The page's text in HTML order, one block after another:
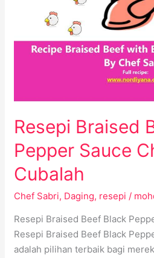
Resepi Braised
Pepper Sauce
Cubalah
Chef Sabri, Daging, resepi /
Resepi Braised Beef Black
Resepi Braised Beef Black
adalah pilihan terbaik bagi
Sauce